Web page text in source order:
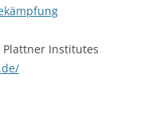
Plattner Institutes